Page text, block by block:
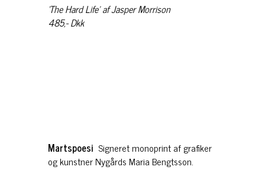
‘The Hard Life’ af Jasper Morrison
485,- Dkk
Martspoesi Signeret monoprint af grafiker
og kunstner Nygårds Maria Bengtsson.